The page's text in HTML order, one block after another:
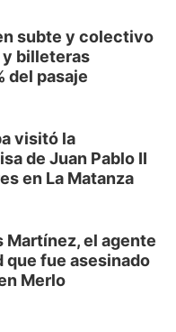
subte y colectivo
y billeteras
del pasaje
visitó la
de Juan Pablo II
en La Matanza
Martínez, el agente
que fue asesinado
Merlo